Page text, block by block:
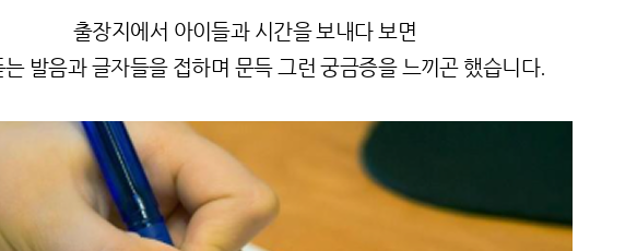
출장지에서 아이들과 시간을 보내다 보면
는 발음과 글자들을 접하며 문득 그런 궁금증을 느끼곤 했습니다.